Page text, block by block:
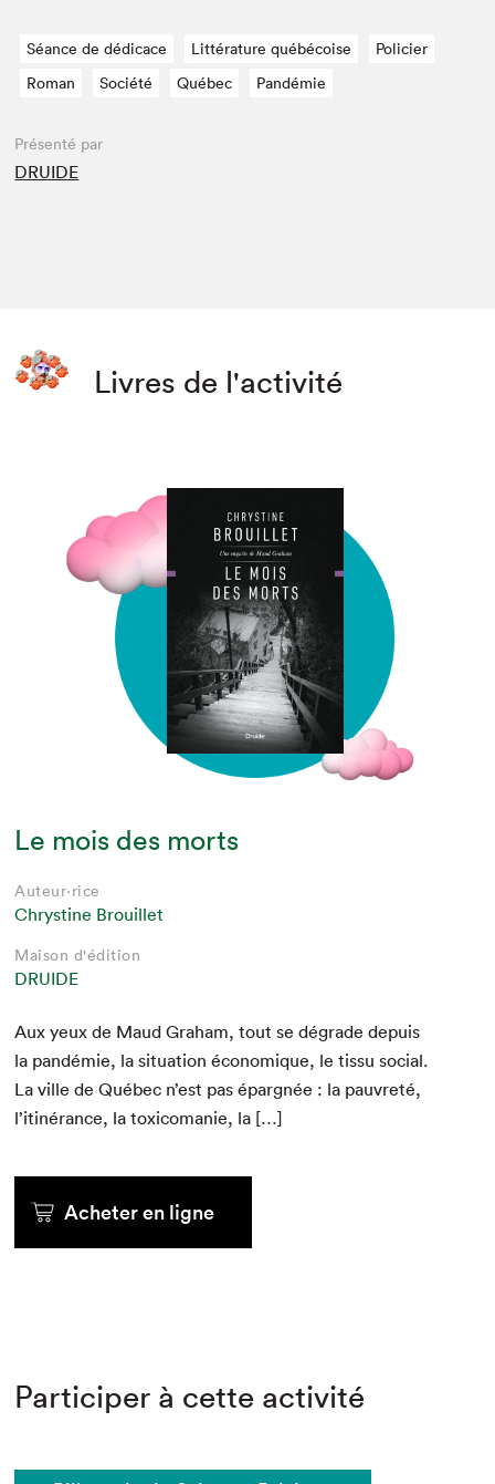
Séance de dédicace Littérature québécoise
Policier
Roman
Société Québec Pandémie
Présenté par
DRUIDE
Livres de l'activité
Le mois des morts
Auteur·rice
Chrystine Brouillet
Maison d'édition
DRUIDE
Aux yeux de Maud Gra­ham, tout se dégrade depuis
la pandémie, la sit­u­a­tion économique, le tis­su social.
La ville de Québec n’est pas épargnée : la pau­vreté,
l’itinérance, la tox­i­co­manie, la […]
Acheter en ligne
Participer à cette activité